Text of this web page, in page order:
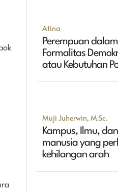
Atina
Perempuan
Formalitas
atau Kebutuhan
Muji Juherwin, M.Sc.
Kampus, Ilmu, dan
manusia yang
kehilangan arah